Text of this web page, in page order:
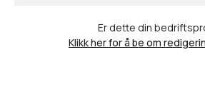
Er dette din
Klikk her for å be om